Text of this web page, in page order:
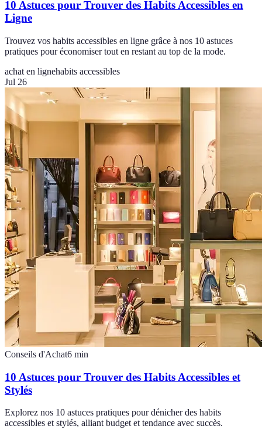
10 Astuces pour Trouver des Habits Accessibles en
Ligne
Trouvez vos habits accessibles en ligne grâce à nos 10 astuces
pratiques pour économiser tout en restant au top de la mode.
achat en lignehabits accessibles
Jul 26
Conseils d'Achat6 min
10 Astuces pour Trouver des Habits Accessibles et
Stylés
Explorez nos 10 astuces pratiques pour dénicher des habits
accessibles et stylés, alliant budget et tendance avec succès.